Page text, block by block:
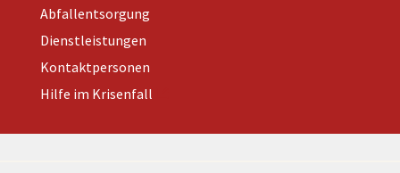
Abfallentsorgung
Dienstleistungen
Kontaktpersonen
Hilfe im Krisenfall